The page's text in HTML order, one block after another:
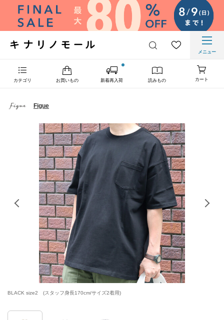
メニュー
カテゴリ お買いもの 新着再入荷 読みもの カート
Figue
BLACK size2 (スタッフ身長170cm/サイズ2着用)